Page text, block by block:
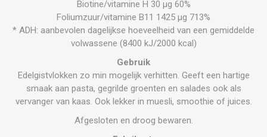
Biotine/vitamine H 30 µg 60%
Foliumzuur/vitamine B11 1425 µg 713%
* ADH: aanbevolen dagelijkse hoeveelheid van een gemiddelde
volwassene (8400 kJ/2000 kcal)
Gebruik
Edelgistvlokken zo min mogelijk verhitten. Geeft een hartige
smaak aan pasta, gegrilde groenten en salades ook als
vervanger van kaas. Ook lekker in muesli, smoothie of juices.
Afgesloten en droog bewaren.